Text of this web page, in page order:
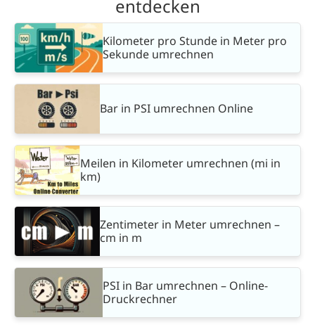
entdecken
Kilometer pro Stunde in Meter pro
Sekunde umrechnen
Bar in PSI umrechnen Online
Meilen in Kilometer umrechnen (mi in
km)
Zentimeter in Meter umrechnen –
cm in m
PSI in Bar umrechnen – Online-
Druckrechner